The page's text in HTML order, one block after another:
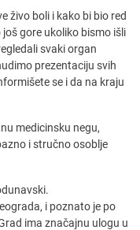
živo boli i kako bi bio red
gore ukoliko bismo išli
svaki organ
prezentaciju svih
se i da na kraju
medicinsku negu,
i stručno osoblje
i poznato je po
ima značajnu ulogu u